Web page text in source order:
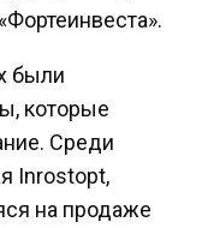
были
которые
Среди
Inrostopt,
на продаже